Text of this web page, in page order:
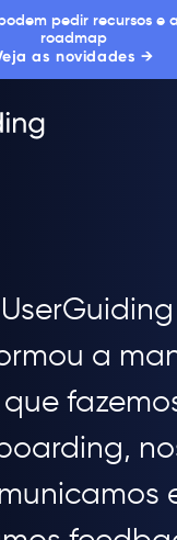
pedir recursos e
roadmap
as novidades →
a